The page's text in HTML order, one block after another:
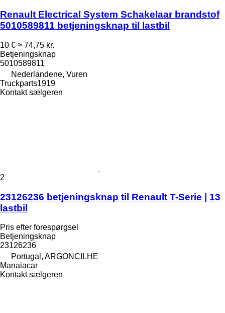
Renault Electrical System Schakelaar brandstof
5010589811 betjeningsknap til lastbil
10 € ≈ 74,75 kr.
Betjeningsknap
5010589811
Nederlandene, Vuren
Truckparts1919
Kontakt sælgeren
2
23126236 betjeningsknap til Renault T-Serie | 13
lastbil
Pris efter forespørgsel
Betjeningsknap
23126236
Portugal, ARGONCILHE
Manaiacar
Kontakt sælgeren